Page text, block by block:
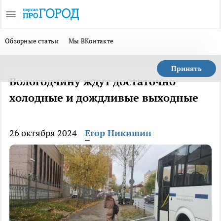
Обзорные статьи Мы ВКонтакте
Принять
Вологодчину ждут достаточно
холодные и дождливые выходные
26 октября 2024 Егор Никишин